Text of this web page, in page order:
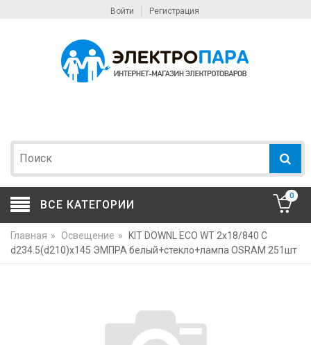
Войти Регистрация
ВСЕ КАТЕГОРИИ
0
Главная » Освещение »
KIT DOWNL ECO WT 2x18/840 С
d234.5(d210)x145 ЭМПРА белый+стекло+лампа OSRAM 251шт